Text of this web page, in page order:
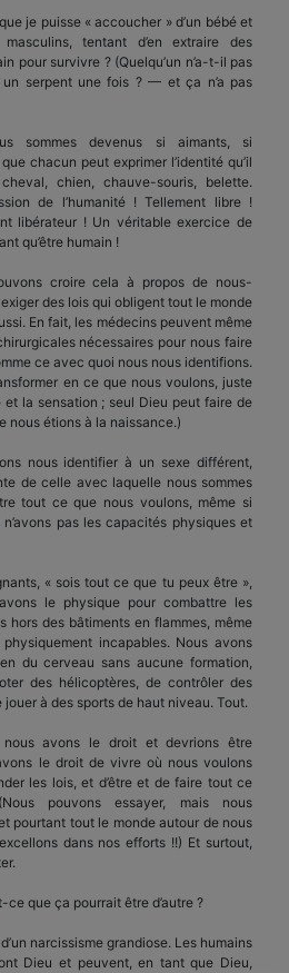
je puisse « accoucher » d’un bébé et
tentant d’en extraire des
pour survivre ? (Quelqu’un n’a-t-il pas
serpent une fois ? — et ça n’a pas
sommes devenus si aimants, si
chacun peut exprimer l’identité qu’il
chien, chauve-souris, belette.
de l’humanité ! Tellement libre !
libérateur ! Un véritable exercice de
qu’être humain !
croire cela à propos de nous-
des lois qui obligent tout le monde
En fait, les médecins peuvent même
nécessaires pour nous faire
ce avec quoi nous nous identifions.
en ce que nous voulons, juste
et la sensation ; seul Dieu peut faire de
nous étions à la naissance.)
nous identifier à un sexe différent,
de celle avec laquelle nous sommes
tout ce que nous voulons, même si
pas les capacités physiques et
« sois tout ce que tu peux être »,
le physique pour combattre les
hors des bâtiments en flammes, même
incapables. Nous avons
du cerveau sans aucune formation,
des hélicoptères, de contrôler des
à des sports de haut niveau. Tout.
avons le droit et devrions être
le droit de vivre où nous voulons
les lois, et d’être et de faire tout ce
pouvons essayer, mais nous
pourtant tout le monde autour de nous
dans nos efforts !!) Et surtout,
ce que ça pourrait être d’autre ?
narcissisme grandiose. Les humains
Dieu et peuvent, en tant que Dieu,